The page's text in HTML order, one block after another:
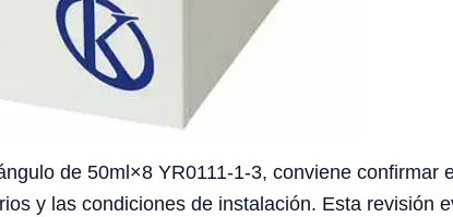
de 50ml×8 YR0111-1-3, conviene confirmar
y las condiciones de instalación. Esta revisión